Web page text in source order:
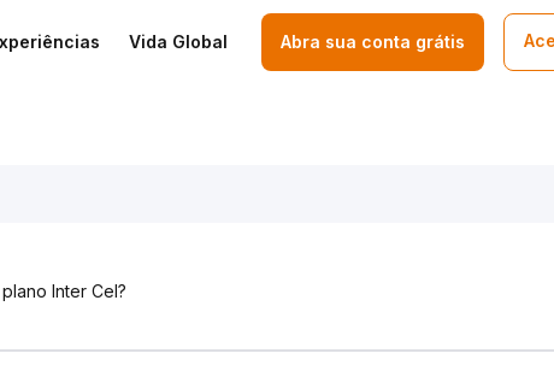
Vida Global Abra sua conta grátis
Inter Cel?